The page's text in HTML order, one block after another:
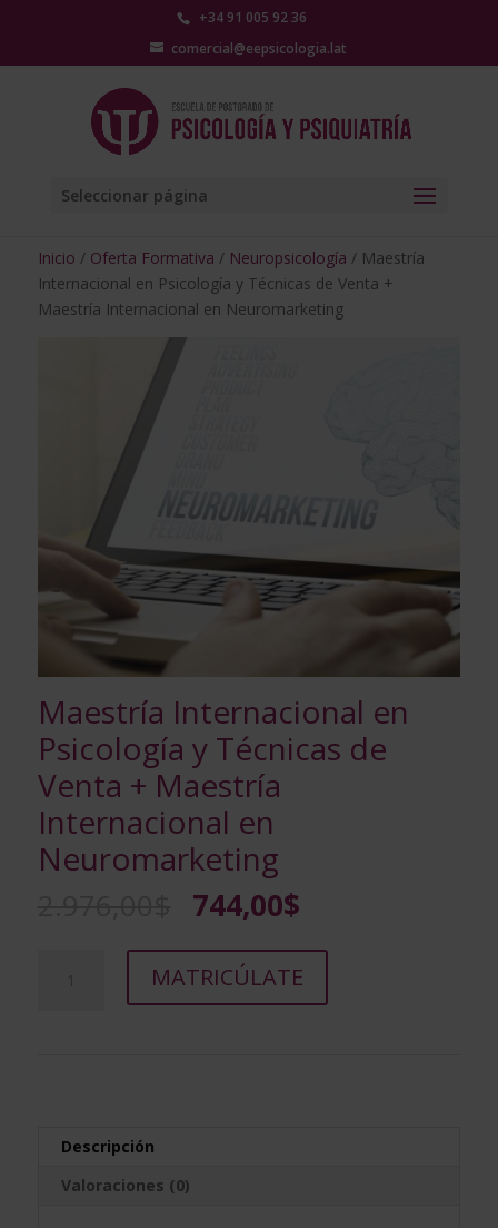
+34 91 005 92 36
comercial@eepsicologia.lat
Seleccionar página
Inicio / Oferta Formativa / Neuropsicología / Maestría
Internacional en Psicología y Técnicas de Venta +
Maestría Internacional en Neuromarketing
Maestría Internacional en
Psicología y Técnicas de
Venta + Maestría
Internacional en
Neuromarketing
El
precio
original
era:
2.976,00$.
744,00$El
actual
es:
744,00$.
Venta
Maestría
MATRICÚLATE
Descripción
Valoraciones (0)